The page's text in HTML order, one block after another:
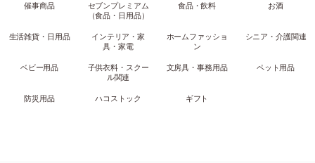
催事商品
セブンプレミアム
（食品・日用品）
食品・飲料 お酒
生活雑貨・日用品
インテリア・家
具・家電
ホームファッショ
ン
シニア・介護関連
ベビー用品
子供衣料・スクー
ル関連
文房具・事務用品 ペット用品
防災用品 ハコストック ギフト